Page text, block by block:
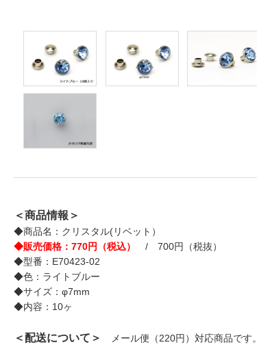
＜商品情報＞
◆商品名：クリスタル(リベット）
◆販売価格：770円（税込）
/ 700円（税抜）
◆型番：E70423-02
◆色：ライトブルー
◆サイズ：φ7mm
◆内容：10ヶ
＜配送について＞
メール便（220円）対応商品です。